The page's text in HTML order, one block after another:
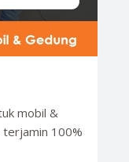
mobil &
100%